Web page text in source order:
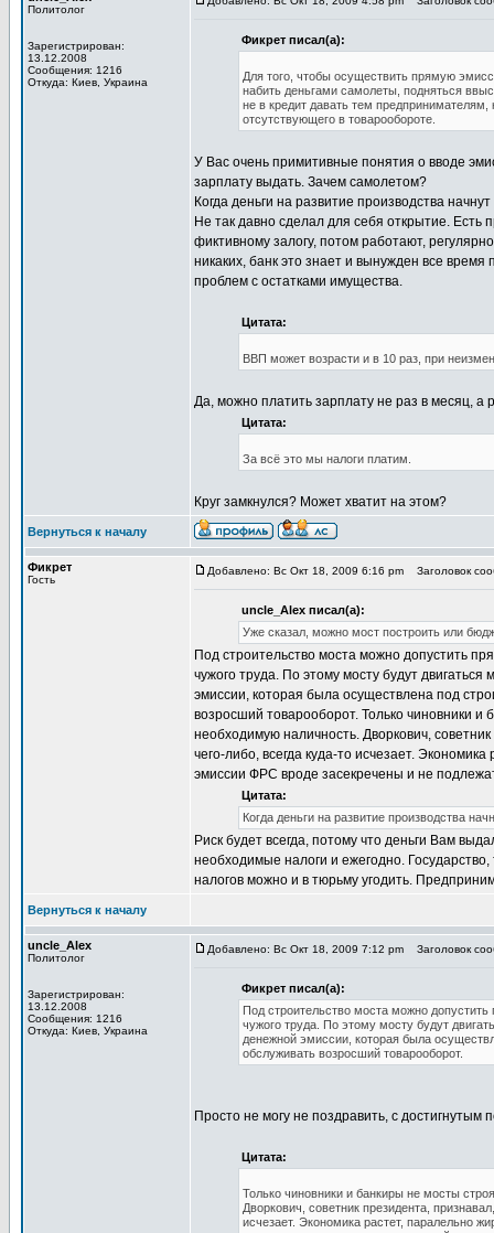
Политолог
Зарегистрирован:
13.12.2008
Сообщения: 1216
Откуда: Киев, Украина
Фикрет писал(а):
Для того, чтобы осуществить прямую
набить деньгами самолеты, подняться
не в кредит давать тем
отсутствующего в товарообороте.
У Вас очень примитивные понятия о вводе
зарплату выдать. Зачем самолетом?
Когда деньги на развитие производства
Не так давно сделал для себя открытие. Есть
фиктивному залогу, потом работают,
никаких, банк это знает и вынужден все
проблем с остатками имущества.
Цитата:
ВВП может возрасти и в 10 раз, при
Да, можно платить зарплату не раз в месяц, а
Цитата:
За всё это мы налоги платим.
Круг замкнулся? Может хватит на этом?
Вернуться к началу
Фикрет
Гость
Добавлено: Вс Окт 18, 2009 6:16 pm Заголовок
uncle_Alex писал(а):
Уже сказал, можно мост построить или
Под строительство моста можно допустить
чужого труда. По этому мосту будут
эмиссии, которая была осуществлена под
возросший товарооборот. Только чиновники
необходимую наличность. Дворкович,
чего-либо, всегда куда-то исчезает.
эмиссии ФРС вроде засекречены и не
Цитата:
Когда деньги на развитие производства
Риск будет всегда, потому что деньги Вам
необходимые налоги и ежегодно.
налогов можно и в тюрьму угодить.
Вернуться к началу
uncle_Alex
Политолог
Зарегистрирован:
13.12.2008
Сообщения: 1216
Откуда: Киев, Украина
Добавлено: Вс Окт 18, 2009 7:12 pm Заголовок
Фикрет писал(а):
Под строительство моста можно
чужого труда. По этому мосту будут
денежной эмиссии, которая была
обслуживать возросший товарооборот.
Просто не могу не поздравить, с достигнутым
Цитата:
Только чиновники и банкиры не мосты
Дворкович, советник президента,
исчезает. Экономика растет, паралельно